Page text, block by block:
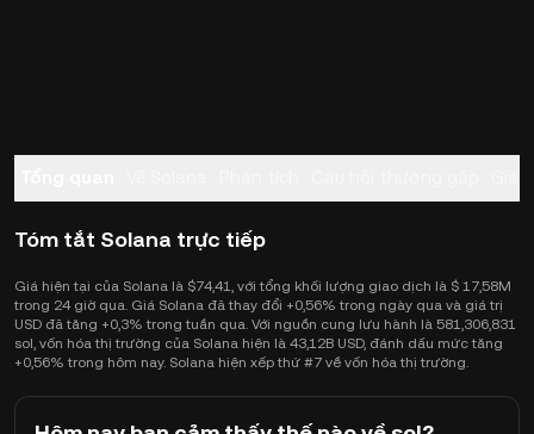
Tóm tắt Solana trực tiếp
Giá hiện tại của Solana là $74,41, với tổng khối lượng giao dịch là $ 17,58M
trong 24 giờ qua. Giá Solana đã thay đổi +0,56% trong ngày qua và giá trị
USD đã tăng +0,3% trong tuần qua. Với nguồn cung lưu hành là 581,306,831
sol, vốn hóa thị trường của Solana hiện là 43,12B USD, đánh dấu mức tăng
+0,56% trong hôm nay. Solana hiện xếp thứ #7 về vốn hóa thị trường.